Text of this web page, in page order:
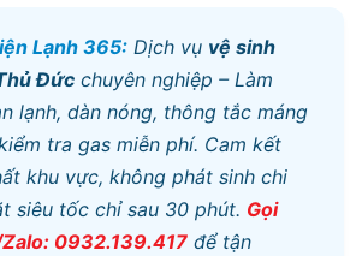
Lạnh 365: Dịch vụ vệ sinh
Đức chuyên nghiệp – Làm
lạnh, dàn nóng, thông tắc máng
tra gas miễn phí. Cam kết
khu vực, không phát sinh chi
siêu tốc chỉ sau 30 phút. Gọi
0932.139.417 để tận